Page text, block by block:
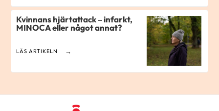
Kvinnans hjärtattack – infarkt,
MINOCA eller något annat?
LÄS ARTIKELN